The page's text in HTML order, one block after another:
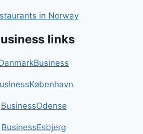
in Norway
links
BusinessOdense
BusinessEsbjerg